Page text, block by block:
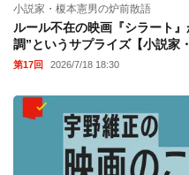
小説家・榎本憲男の炉前散語
ルール不在の映画『シラート
調”というサプライズ【小説家
第17回 2026/7/18 18:30